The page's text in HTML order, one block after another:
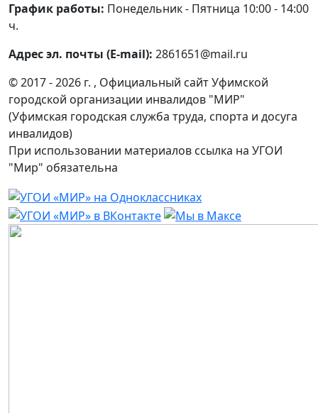
График работы: Понедельник - Пятница 10:00 - 14:00
ч.
Адрес эл. почты (E-mail): 2861651@mail.ru
© 2017 - 2026 г. , Официальный сайт Уфимской
городской организации инвалидов "МИР"
(Уфимская городская служба труда, спорта и досуга
инвалидов)
При использовании материалов ссылка на УГОИ
"Мир" обязательна